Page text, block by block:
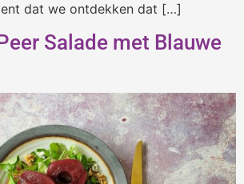
dat we ontdekken dat […]
Salade met Blauwe